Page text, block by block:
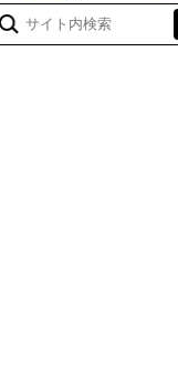
> 調べものガイ